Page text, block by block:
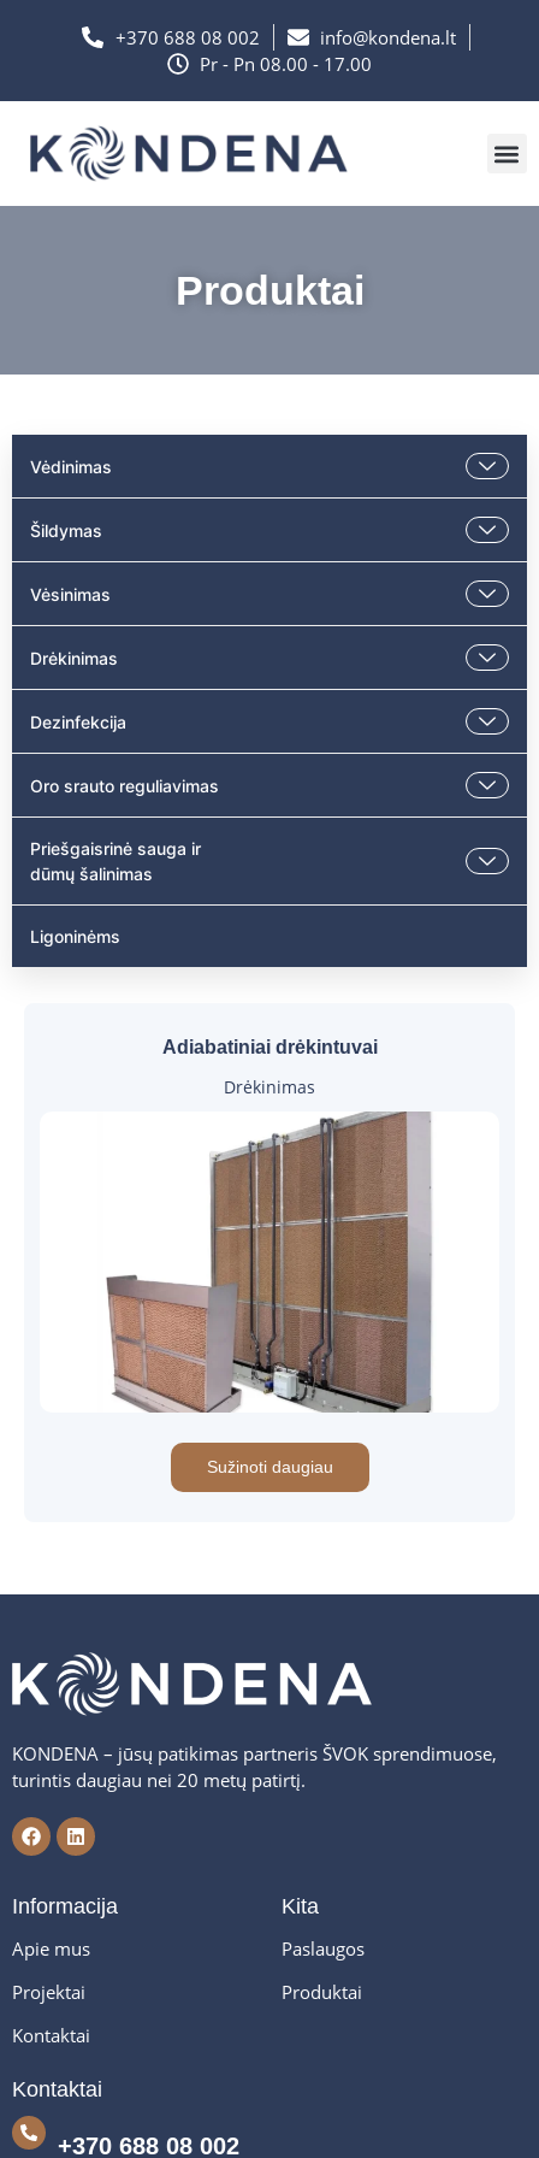
+370 688 08 002
info@kondena.lt
Pr - Pn 08.00 - 17.00
Produktai
Vėdinimas
Šildymas
Vėsinimas
Drėkinimas
Dezinfekcija
Oro srauto reguliavimas
Priešgaisrinė sauga ir
dūmų šalinimas
Ligoninėms
Adiabatiniai drėkintuvai
Drėkinimas
Sužinoti daugiau
KONDENA – jūsų patikimas partneris ŠVOK sprendimuose,
turintis daugiau nei 20 metų patirtį.
Informacija
Apie mus
Projektai
Kontaktai
Kita
Paslaugos
Produktai
Kontaktai
+370 688 08 002